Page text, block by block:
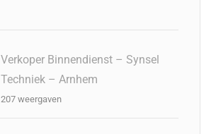
Verkoper Binnendienst – Synsel
Techniek – Arnhem
207 weergaven